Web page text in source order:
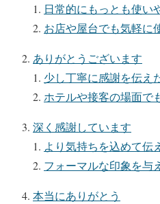
日常的にもっとも使い
お店や屋台でも気軽に
ありがとうございます
少し丁寧に感謝を伝え
ホテルや接客の場面で
深く感謝しています
より気持ちを込めて伝
フォーマルな印象を与
本当にありがとう